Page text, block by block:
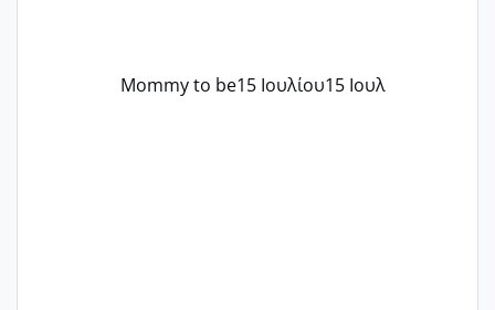
Mommy to be15 Ιουλίου15 Ιουλ